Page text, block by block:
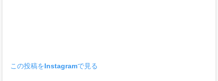
この投稿をInstagramで見る